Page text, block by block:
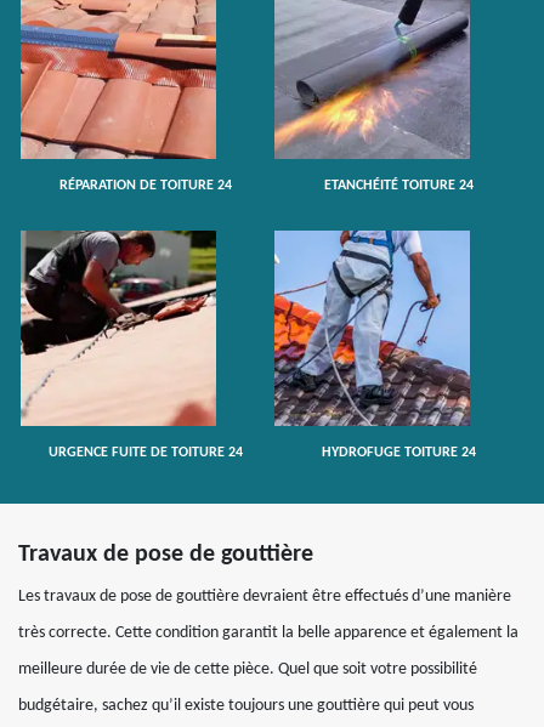
RÉPARATION DE TOITURE 24 ETANCHÉITÉ TOITURE 24
URGENCE FUITE DE TOITURE 24 HYDROFUGE TOITURE 24
Travaux de pose de gouttière
Les travaux de pose de gouttière devraient être effectués d’une manière
très correcte. Cette condition garantit la belle apparence et également la
meilleure durée de vie de cette pièce. Quel que soit votre possibilité
budgétaire, sachez qu’il existe toujours une gouttière qui peut vous